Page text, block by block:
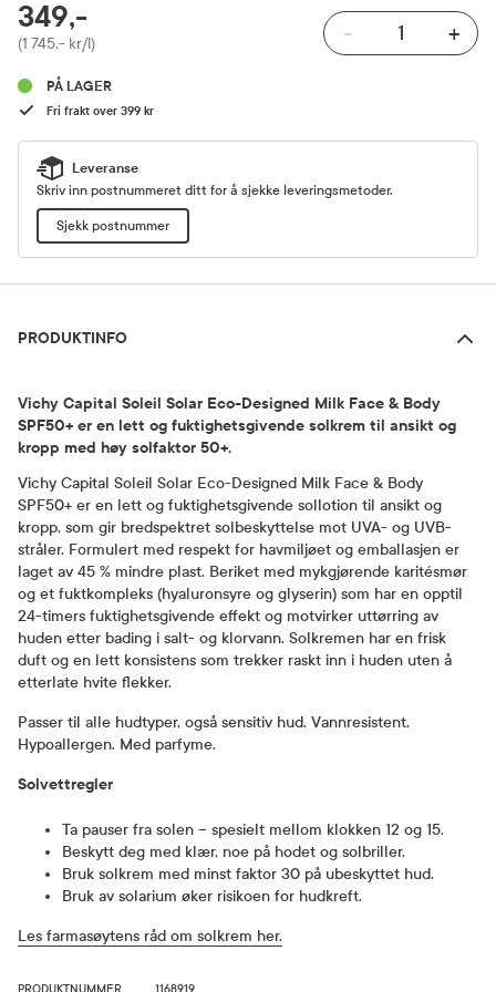
RABATTPROSENT
Pris
349,-
(1 745,- kr/l) - +
PÅ LAGER
Fri frakt over 399 kr
Leveranse
Skriv inn postnummeret ditt for å sjekke leveringsmetoder.
Sjekk postnummer
PRODUKTINFO
Vichy Capital Soleil Solar Eco-Designed Milk Face & Body
SPF50+ er en lett og fuktighetsgivende solkrem til ansikt og
kropp med høy solfaktor 50+.
Vichy Capital Soleil Solar Eco-Designed Milk Face & Body
SPF50+ er en lett og fuktighetsgivende sollotion til ansikt og
kropp, som gir bredspektret solbeskyttelse mot UVA- og UVB-
stråler. Formulert med respekt for havmiljøet og emballasjen er
laget av 45 % mindre plast. Beriket med mykgjørende karitésmør
og et fuktkompleks (hyaluronsyre og glyserin) som har en opptil
24-timers fuktighetsgivende effekt og motvirker uttørring av
huden etter bading i salt- og klorvann. Solkremen har en frisk
duft og en lett konsistens som trekker raskt inn i huden uten å
etterlate hvite flekker.
Passer til alle hudtyper, også sensitiv hud. Vannresistent.
Hypoallergen. Med parfyme.
Solvettregler
Ta pauser fra solen – spesielt mellom klokken 12 og 15.
Beskytt deg med klær, noe på hodet og solbriller.
Bruk solkrem med minst faktor 30 på ubeskyttet hud.
Bruk av solarium øker risikoen for hudkreft.
Les farmasøytens råd om solkrem her.